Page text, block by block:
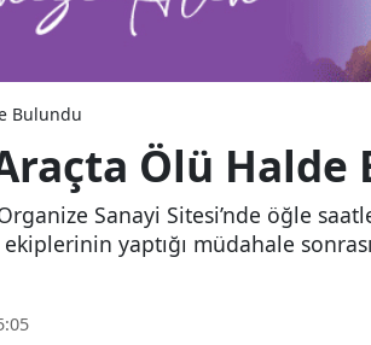
Bulundu
Ölü Halde
Sanayi Sitesi’nde öğle
yaptığı müdahale